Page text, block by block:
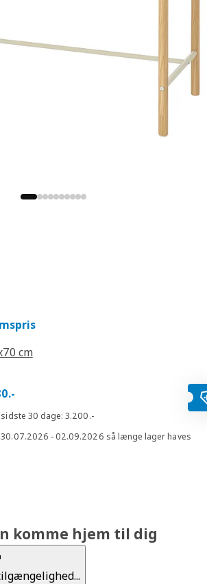
cm
30 dage: 3.200.-
- 02.09.2026 så længe lager haves
4.4 Ud af 5 Stjerner. Anmeldelser i
komme hjem til dig